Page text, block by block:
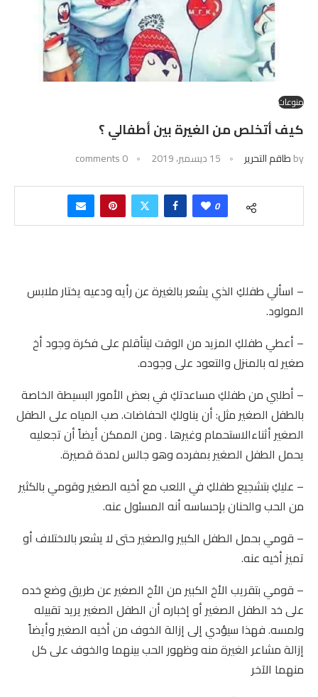
منوعات
كيف أتخلص من الغيرة بين أطفالي ؟
byطاقم التحرير 15 ديسمبر، 2019 0 comments
0
– اسألي طفلكِ الذي يشعر بالغيرة عن رأيه ودعيه يختار ملابس
المولود.
– أعطي طفلكِ المزيد من الوقت ليتأقلم على فكرة وجود أخ
صغير له بالمنزل والتعود على وجوده.
– أطلبي من طفلكِ مساعدتكِ في بعض الأمور البسيطة الخاصة
بالطفل الصغير مثل: أن يناولكِ الحفاضات. صب المياه على الطفل
الصغير أثناءالاستحمام وغيرها . ومن الممكن أيضاً أن تجعليه
يحمل الطفل الصغير بمفرده وهو جالس لمدة قصيرة.
– عليكِ بتشجيع طفلكِ في اللعب مع أخيه الصغير وقومي بالكثير
من الحب والحنان بإحساسه أنه المسئول عنه.
– قومي بحمل الطفل الكبير والصغير حتى لا يشعر بالاختلاف أو
تميز أخيه عنه.
– قومي بتقريب الأخ الكبير من الأخ الصغير عن طريق وضع خده
على خد الطفل الصغير أو إخباره أن الطفل الصغير يريد تقبيله
ولمسه. فهذا سيؤدي إلى إزالة الخوف من أخيه الصغير وأيضاً
إزالة مشاعر الغيرة منه وظهور الحب بينهما والخوف على كل
منهما الآخر